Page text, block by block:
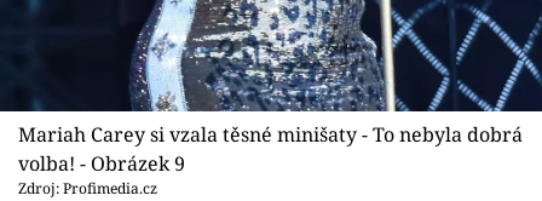
Mariah Carey si vzala těsné minišaty - To nebyla dobrá
volba! - Obrázek 9
Zdroj: Profimedia.cz